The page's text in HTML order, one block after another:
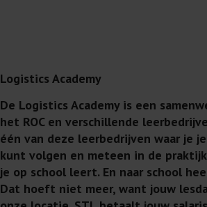
Logistics Academy
De Logistics Academy is een
het ROC en verschillende
één van deze leerbedrijven waar je
kunt volgen en meteen in de
je op school leert. En naar school
Dat hoeft niet meer, want jouw